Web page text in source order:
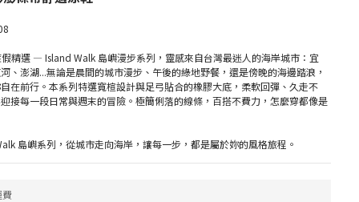
假精選 — Island Walk 島嶼漫步系列，靈感來自台灣最迷人的海岸城市：宜
、澎湖...無論是晨間的城市漫步、午後的綠地野餐，還是傍晚的海邊踏浪，
在前行。本系列特選寬楦設計與足弓貼合的橡膠大底，柔軟回彈、久走不
接每一段日常與週末的冒險。極簡俐落的線條，百搭不費力，怎麼穿都像是
島嶼系列，從城市走向海岸，讓每一步，都是屬於妳的風格旅程。
費